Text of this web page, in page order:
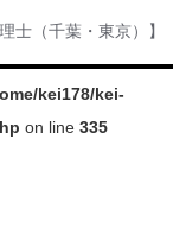
士（千葉・東京）】
kei178/kei-
on line 335